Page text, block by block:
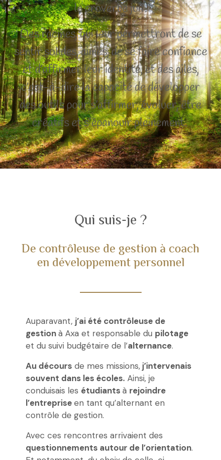
le proverbe juif.
Des racines, qui leur permettront de se
sentir solides, aimés, de se faire confiance
et d’affirmer leur identité, et des ailes,
c’est-à-dire la capacité de développer
des outils pour s’affirmer, évoluer, être
créatifs et s’épanouir pleinement.
Qui suis-je ?
De contrôleuse de gestion à coach
en développement personnel
Auparavant, j’ai été contrôleuse de
gestionà Axa et responsable du pilotage
et du suivi budgétaire de l’alternance.
Au décours de mes missions, j’intervenais
souvent dans les écoles. Ainsi, je
conduisais les étudiantsà rejoindre
l’entrepriseen tant qu’alternant en
contrôle de gestion.
Avec ces rencontres arrivaient des
questionnements autour de l’orientation.